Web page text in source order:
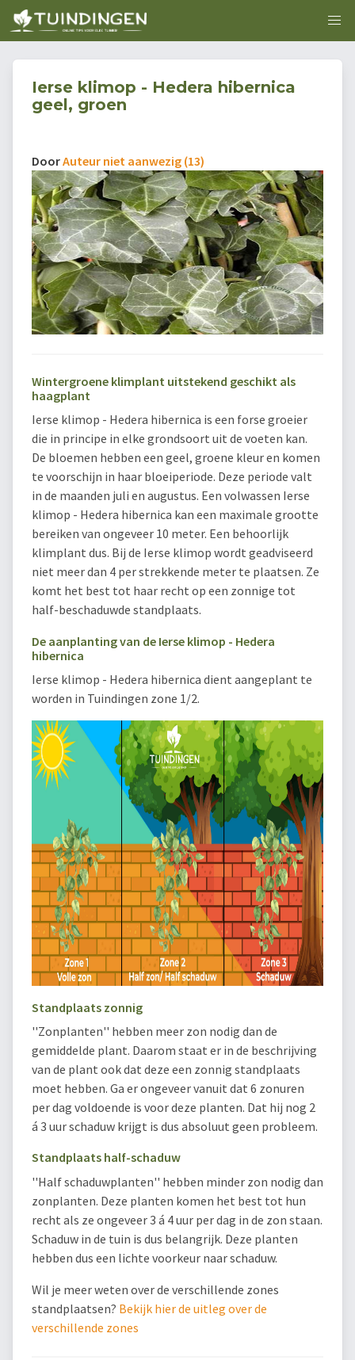
Ierse klimop - Hedera hibernica
geel, groen
DoorAuteur niet aanwezig (13)
Wintergroene klimplant uitstekend geschikt als
haagplant
Ierse klimop - Hedera hibernica is een forse groeier
die in principe in elke grondsoort uit de voeten kan.
De bloemen hebben een geel, groene kleur en komen
te voorschijn in haar bloeiperiode. Deze periode valt
in de maanden juli en augustus. Een volwassen Ierse
klimop - Hedera hibernica kan een maximale grootte
bereiken van ongeveer 10 meter. Een behoorlijk
klimplant dus. Bij de Ierse klimop wordt geadviseerd
niet meer dan 4 per strekkende meter te plaatsen. Ze
komt het best tot haar recht op een zonnige tot
half-beschaduwde standplaats.
De aanplanting van de Ierse klimop - Hedera
hibernica
Ierse klimop - Hedera hibernica dient aangeplant te
worden in Tuindingen zone 1/2.
Standplaats zonnig
''Zonplanten'' hebben meer zon nodig dan de
gemiddelde plant. Daarom staat er in de beschrijving
van de plant ook dat deze een zonnig standplaats
moet hebben. Ga er ongeveer vanuit dat 6 zonuren
per dag voldoende is voor deze planten. Dat hij nog 2
á 3 uur schaduw krijgt is dus absoluut geen probleem.
Standplaats half-schaduw
''Half schaduwplanten'' hebben minder zon nodig dan
zonplanten. Deze planten komen het best tot hun
recht als ze ongeveer 3 á 4 uur per dag in de zon staan.
Schaduw in de tuin is dus belangrijk. Deze planten
hebben dus een lichte voorkeur naar schaduw.
Wil je meer weten over de verschillende zones
standplaatsen? Bekijk hier de uitleg over de
verschillende zones